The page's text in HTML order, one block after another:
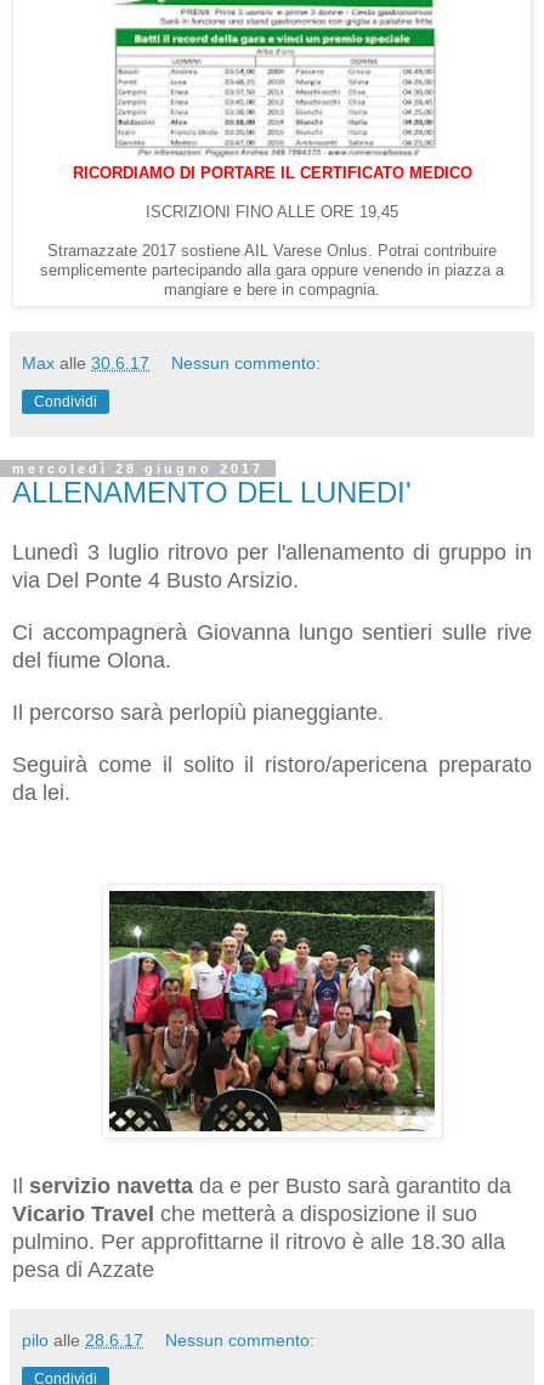
RICORDIAMO DI PORTARE IL CERTIFICATO MEDICO
ISCRIZIONI FINO ALLE ORE 19,45
Stramazzate 2017 sostiene AIL Varese Onlus. Potrai contribuire
semplicemente partecipando alla gara oppure venendo in piazza a
mangiare e bere in compagnia.
Max alle 30.6.17 Nessun commento:
Condividi
mercoledì 28 giugno 2017
ALLENAMENTO DEL LUNEDI'
Lunedì 3 luglio ritrovo per l'allenamento di gruppo in
via Del Ponte 4 Busto Arsizio.
Ci accompagnerà Giovanna lungo sentieri sulle rive
del fiume Olona.
Il percorso sarà perlopiù pianeggiante.
Seguirà come il solito il ristoro/apericena preparato
da lei.
Il servizio navetta da e per Busto sarà garantito da
Vicario Travel che metterà a disposizione il suo
pulmino. Per approfittarne il ritrovo è alle 18.30 alla
pesa di Azzate
pilo alle 28.6.17 Nessun commento:
Condividi